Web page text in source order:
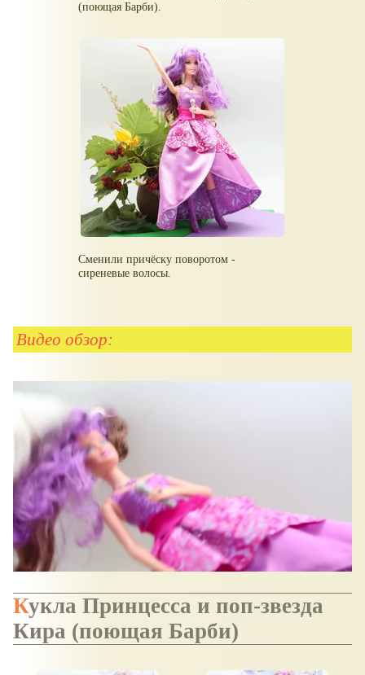
(поющая Барби).
Сменили причёску поворотом -
сиреневые волосы.
Видео обзор:
Кукла Принцесса и поп-звезда
Кира (поющая Барби)